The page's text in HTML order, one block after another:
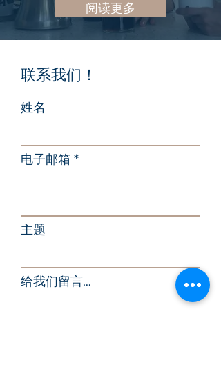
阅读更多
联系我们！
姓名
电子邮箱
主题
给我们留言…